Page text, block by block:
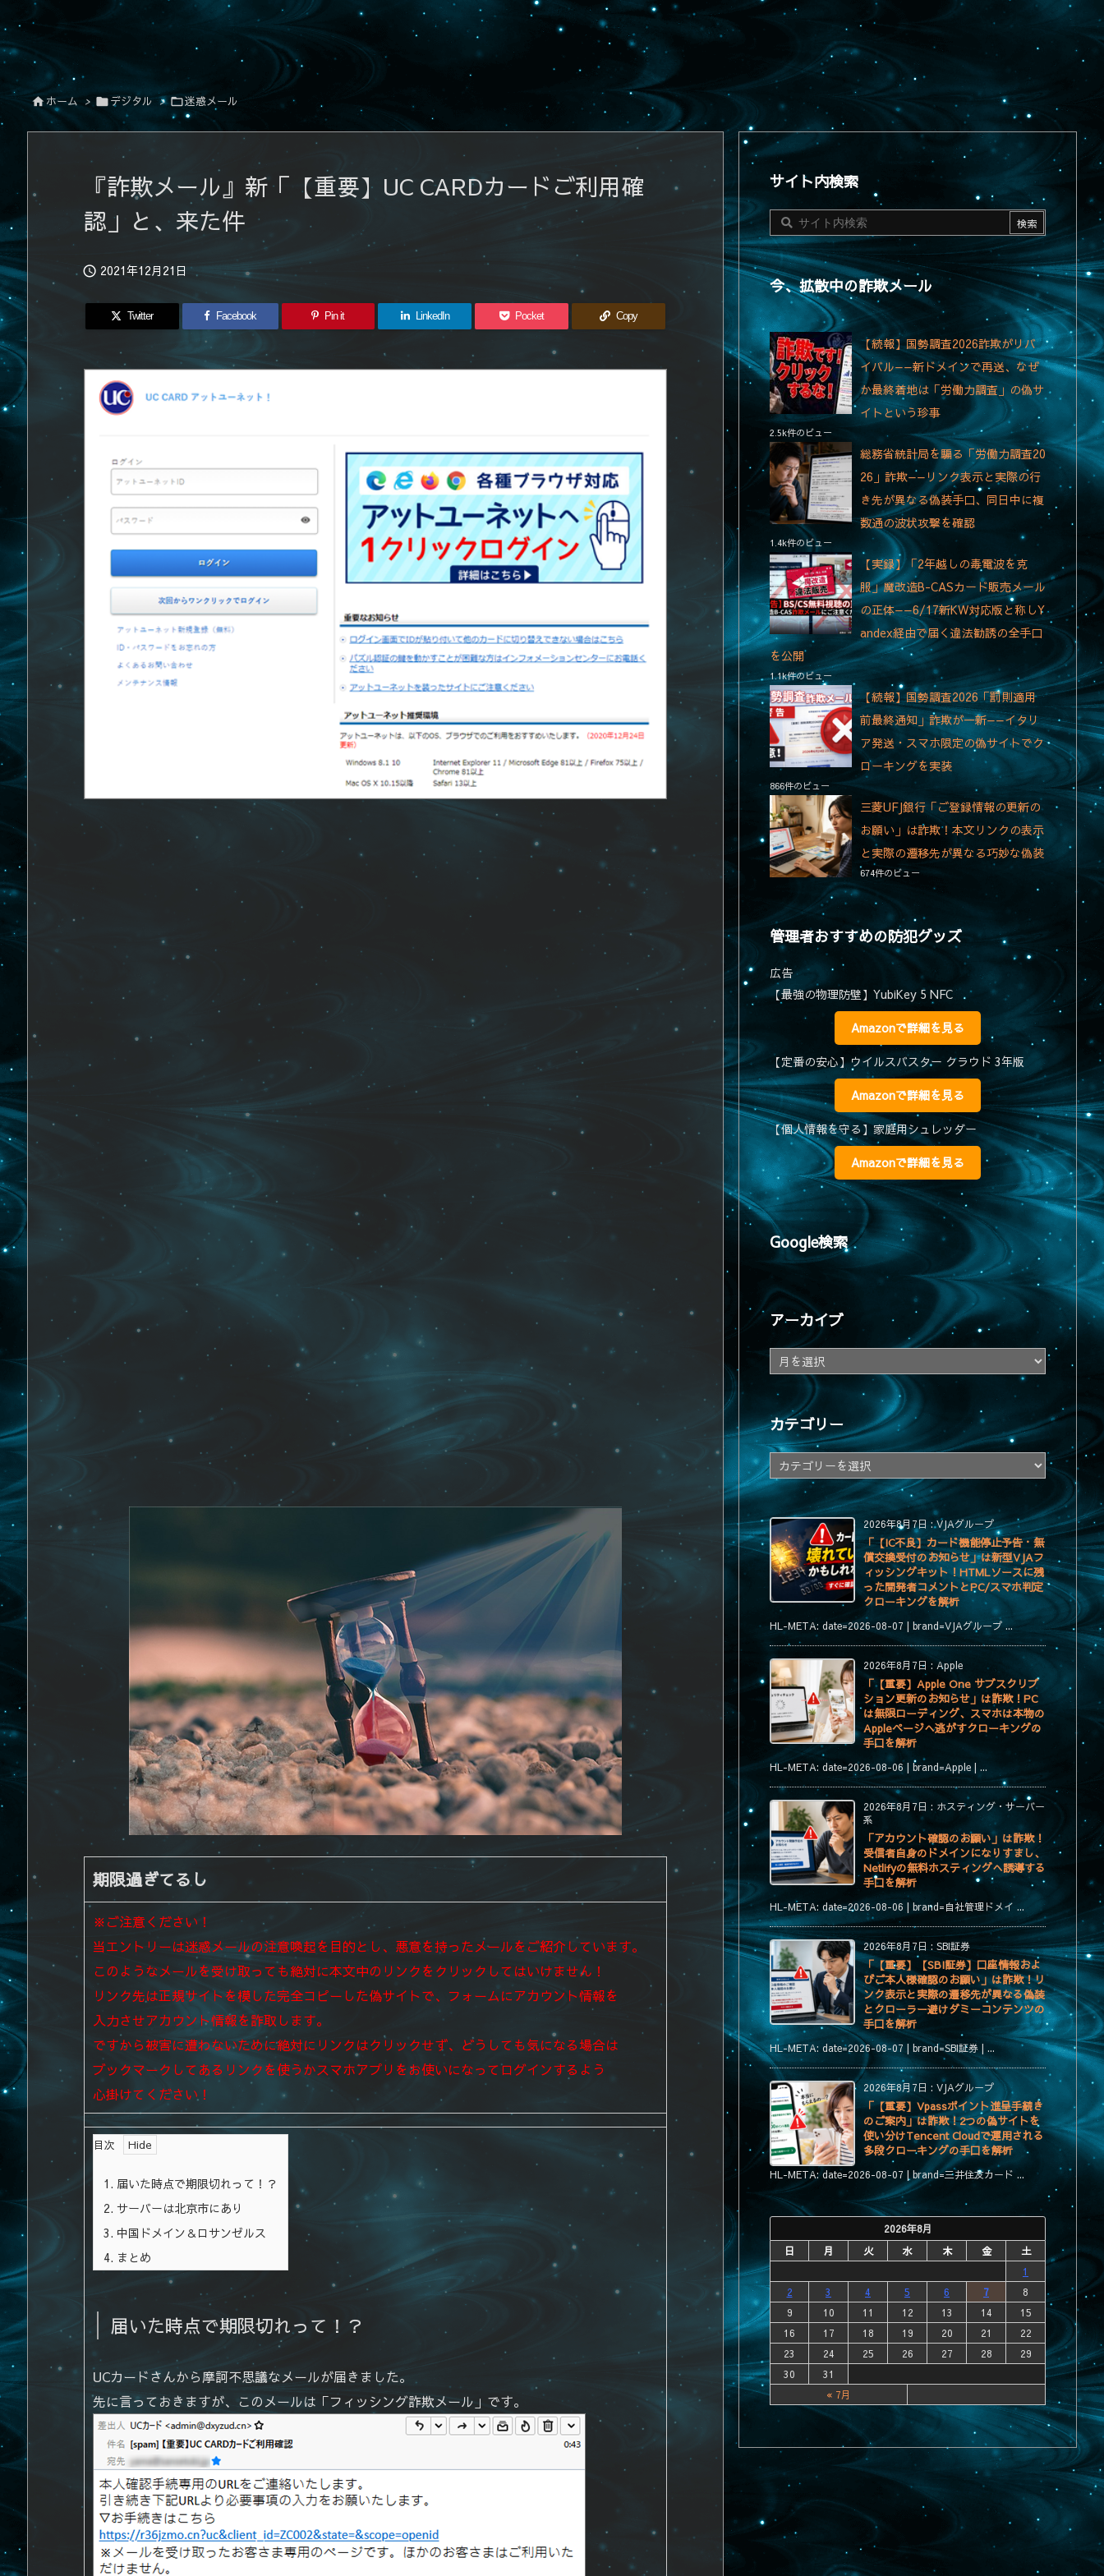
 ホーム > デジタル > 迷惑メール
『詐欺メール』新「【重要】UC CARDカードご利用確
認」と、来た件
 2021年12月21日
Twitter Facebook Pin it LinkedIn Pocket Copy
期限過ぎてるし
※ご注意ください！
当エントリーは迷惑メールの注意喚起を目的とし、悪意を持ったメールをご紹介しています。
このようなメールを受け取っても絶対に本文中のリンクをクリックしてはいけません！
リンク先は正規サイトを模した完全コピーした偽サイトで、フォームにアカウント情報を
入力させアカウント情報を詐取します。
ですから被害に遭わないために絶対にリンクはクリックせず、 どうしても気になる場合は
ブックマークしてあるリンクを使うかスマホアプリをお使いになってログインするよう
心掛けてください！
目次
1. 届いた時点で期限切れって！？
2. サーバーは北京市にあり
3. 中国ドメイン＆ロサンゼルス
4. まとめ
届いた時点で期限切れって！？
UCカードさんから摩訶不思議なメールが届きました。
先に言っておきますが、このメールは「フィッシング詐欺メール」です。
サイト内検索
今、拡散中の詐欺メール
【続報】国勢調査2026詐欺がリバ
イバル——新ドメインで再送、なぜ
か最終着地は「労働力調査」の偽サ
イトという珍事
2.5k件のビュー
総務省統計局を騙る「労働力調査20
26」詐欺——リンク表示と実際の行
き先が異なる偽装手口、同日中に複
数通の波状攻撃を確認
1.4k件のビュー
【実録】「2年越しの毒電波を克
服」魔改造B-CASカード販売メール
の正体——6/17新KW対応版と称しY
andex経由で届く違法勧誘の全手口
を公開
1.1k件のビュー
【続報】国勢調査2026「罰則適用
前最終通知」詐欺が一新——イタリ
ア発送・スマホ限定の偽サイトでク
ローキングを実装
866件のビュー
三菱UFJ銀行「ご登録情報の更新の
お願い」は詐欺！本文リンクの表示
と実際の遷移先が異なる巧妙な偽装
674件のビュー
管理者おすすめの防犯グッズ
広告
【最強の物理防壁】YubiKey 5 NFC
Amazonで詳細を見る
【定番の安心】ウイルスバスター クラウド 3年版
Amazonで詳細を見る
【個人情報を守る】家庭用シュレッダー
Amazonで詳細を見る
Google検索
アーカイブ
ー
カ
イ
ブ
カテゴリー
カ
テ
ゴ
ー
2026年8月7日:VJAグループ
「【IC不良】カード機能停止予告・無
償交換受付のお知らせ」は新型VJAフ
ィッシングキット！HTMLソースに残
った開発者コメントとPC/スマホ判定
クローキングを解析
HL-META: date=2026-08-07 | brand=VJAグループ ...
2026年8月7日 : Apple
「【重要】Apple One サブスクリプ
ション更新のお知らせ」は詐欺！PC
は無限ローディング、スマホは本物の
Appleページへ逃がすクローキングの
手口を解析
HL-META: date=2026-08-06 | brand=Apple | ...
2026年8月7日 : ホスティング・サーバー
系
「アカウント確認のお願い」は詐欺！
受信者自身のドメインになりすまし、
Netlifyの無料ホスティングへ誘導する
手口を解析
HL-META: date=2026-08-06 | brand=自社管理ドメイ ...
2026年8月7日: SBI証券
「【重要】【SBI証券】口座情報およ
びご本人様確認のお願い」は詐欺！リ
ンク表示と実際の遷移先が異なる偽装
とクローラー避けダミーコンテンツの
手口を解析
HL-META: date=2026-08-07 | brand=SBI証券 | ...
2026年8月7日 : VJAグループ
「【重要】Vpassポイント進呈手続き
のご案内」は詐欺！2つの偽サイトを
使い分けTencent Cloudで運用される
多段クローキングの手口を解析
HL-META: date=2026-08-07 | brand=三井住友カード ...
2026年8月
日
月 火 水 木 金
土
1
2
3 4 5 6 7
8
9
10 11 12 13 14
15
16
17 18 19 20 21
22
23
24 25 26 27 28
29
30
31
« 7月